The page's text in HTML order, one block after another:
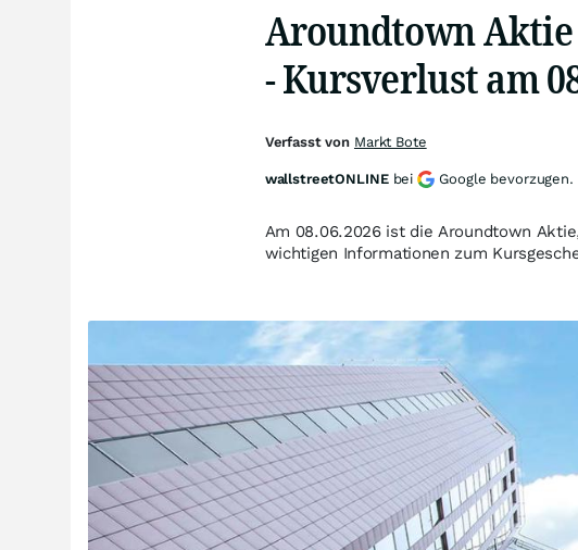
Aroundtown
- Kursverlust am
Am 08.06.2026 ist die Aroundtown
wichtigen Informationen zum
Verfasst von Markt Bote
wallstreetONLINE bei Google bevorzugen.